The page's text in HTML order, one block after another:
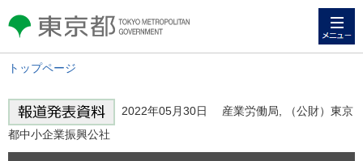
東京都 TOKYO METROPOLITAN
GOVERNMENT
トップページ
2022年05月30日 産業労働局, （公財）東京
都中小企業振興公社